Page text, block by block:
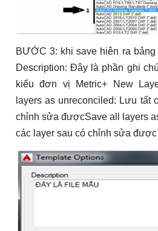
BƯỚC 3: khi save hiên ra
Description: Đây là phần ghi
kiểu đơn vị Metric+ New
layers as unreconciled: Lưu tất
chỉnh sửa đượcSave all layers
các layer sau có chỉnh sửa được